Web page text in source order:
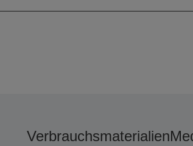
Verbrauchsmaterialien